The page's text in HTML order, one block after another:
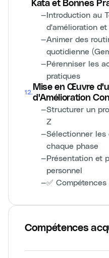
Kata et Bonnes
—Introduction au
d'amélioration
—Animer des
quotidienne
—Pérenniser les
pratiques
12.
Mise en Œuvre
d'Amélioration
—Structurer un
Z
—Sélectionner
chaque phase
—Présentation et
personnel
—✅ Compétences
Compétences